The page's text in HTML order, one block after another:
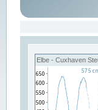
Elbe - Cuxhaven